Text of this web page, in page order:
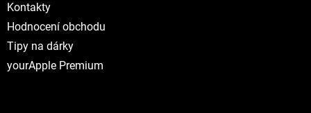
Kontakty
Hodnocení obchodu
Tipy na dárky
yourApple Premium